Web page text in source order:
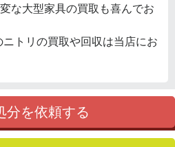
な大型家具の買取も喜んでお
トリの買取や回収は当店にお
分を依頼する